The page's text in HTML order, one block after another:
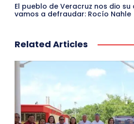
El pueblo de Veracruz nos dio
vamos a defraudar: Rocío Nahle
Related Articles